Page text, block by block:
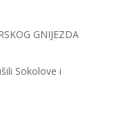
GNIJEZDA
Sokolove i